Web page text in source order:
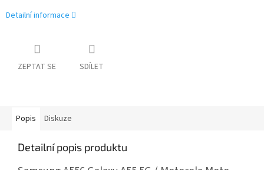
Detailní informace
ZEPTAT SE SDÍLET
Popis Diskuze
Detailní popis produktu